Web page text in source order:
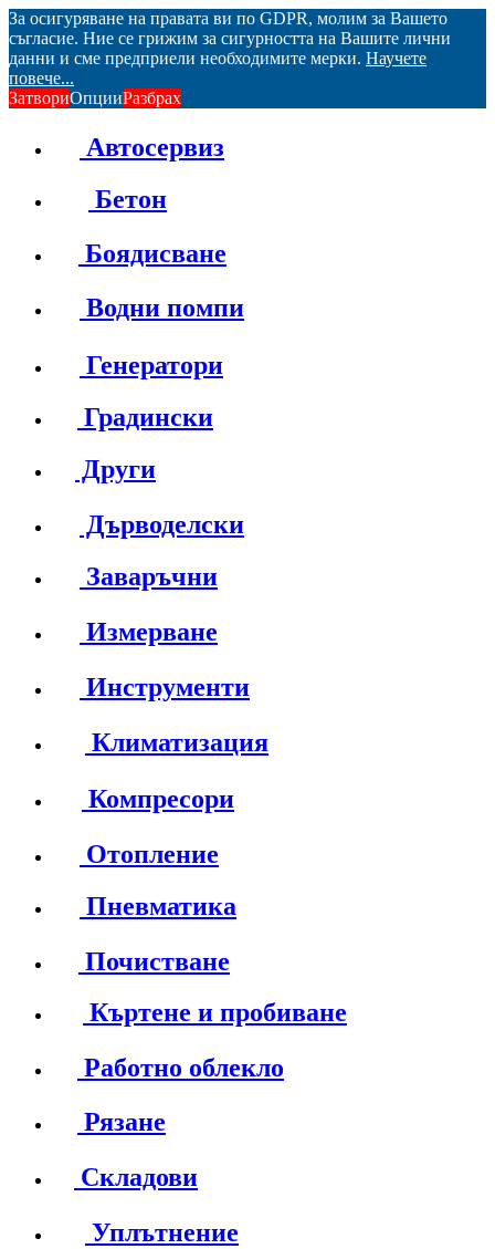
За осигуряване на правата ви по GDPR, молим за Вашето
съгласие. Ние се грижим за сигурността на Вашите лични
данни и сме предприели необходимите мерки. Научете
повече...
ЗатвориОпцииРазбрах
Автосервиз
Бетон
Боядисване
Водни помпи
Генератори
Градински
Други
Дърводелски
Заваръчни
Измерване
Инструменти
Климатизация
Компресори
Отопление
Пневматика
Почистване
Къртене и пробиване
Работно облекло
Рязане
Складови
Уплътнение